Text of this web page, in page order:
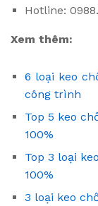
Hotline:
Xem thêm:
6 loại keo
công trình
Top 5 keo
100%
Top 3 loại
100%
3 loại keo